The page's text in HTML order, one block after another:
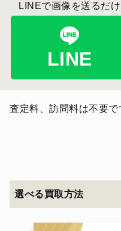
LINEで画像を送るだけ
LINE
査定料、訪問料は不要で
選べる買取方法